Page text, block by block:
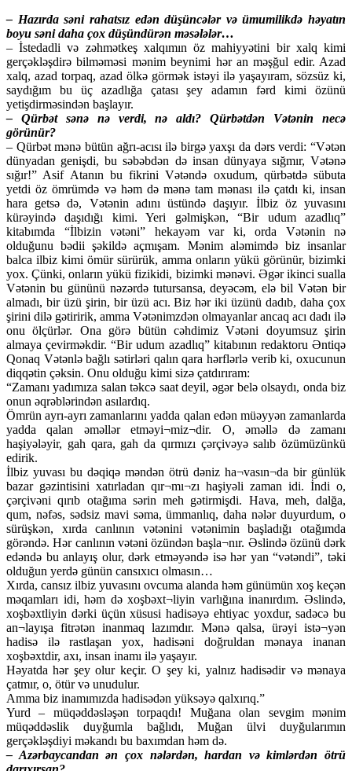
– Hazırda səni rahatsız edən düşüncələr və ümumilikdə həyatın
boyu səni daha çox düşündürən məsələlər…
– İstedadli və zəhmətkeş xalqımın öz mahiyyətini bir xalq kimi
gerçəkləşdirə bilməməsi mənim beynimi hər an məşğul edir. Azad
xalq, azad torpaq, azad ölkə görmək istəyi ilə yaşayıram, sözsüz ki,
saydığım bu üç azadlığa çatası şey adamın fərd kimi özünü
yetişdirməsindən başlayır.
– Qürbət sənə nə verdi, nə aldı? Qürbətdən Vətənin necə
görünür?
– Qürbət mənə bütün ağrı-acısı ilə birgə yaxşı da dərs verdi: “Vətən
dünyadan genişdi, bu səbəbdən də insan dünyaya sığmır, Vətənə
sığır!” Asif Atanın bu fikrini Vətəndə oxudum, qürbətdə sübuta
yetdi öz ömrümdə və həm də mənə tam mənası ilə çatdı ki, insan
hara getsə də, Vətənin adını üstündə daşıyır. İlbiz öz yuvasını
kürəyində daşıdığı kimi. Yeri gəlmişkən, “Bir udum azadlıq”
kitabımda “İlbizin vətəni” hekayəm var ki, orda Vətənin nə
olduğunu bədii şəkildə açmışam. Mənim aləmimdə biz insanlar
balca ilbiz kimi ömür sürürük, amma onların yükü görünür, bizimki
yox. Çünki, onların yükü fizikidi, bizimki mənəvi. Əgər ikinci sualla
Vətənin bu gününü nəzərdə tutursansa, deyəcəm, elə bil Vətən bir
almadı, bir üzü şirin, bir üzü acı. Biz hər iki üzünü dadıb, daha çox
şirini dilə gətiririk, amma Vətənimzdən olmayanlar ancaq acı dadı ilə
onu ölçürlər. Ona görə bütün cəhdimiz Vətəni doyumsuz şirin
almaya çevirməkdir. “Bir udum azadlıq” kitabının redaktoru Əntiqə
Qonaq Vətənlə bağlı sətirləri qalın qara hərflərlə verib ki, oxucunun
diqqətin çəksin. Onu olduğu kimi sizə çatdırıram:
“Zamanı yadımıza salan təkcə saat deyil, əgər belə olsaydı, onda biz
onun əqrəblərindən asılardıq.
Ömrün ayrı-ayrı zamanlarını yadda qalan edən müəyyən zamanlarda
yadda qalan əməllər etməyi¬miz¬dir. O, əməllə də zamanı
haşiyələyir, gah qara, gah da qırmızı çərçivəyə salıb özümüzünkü
edirik.
İlbiz yuvası bu dəqiqə məndən ötrü dəniz ha¬vasın¬da bir günlük
bazar gəzintisini xatırladan qır¬mı¬zı haşiyəli zaman idi. İndi o,
çərçivəni qırıb otağıma sərin meh gətirmişdi. Hava, meh, dalğa,
qum, nəfəs, sədsiz mavi səma, ümmanlıq, daha nələr duyurdum, o
sürüşkən, xırda canlının vətənini vətənimin başladığı otağımda
görəndə. Hər canlının vətəni özündən başla¬nır. Əslində özünü dərk
edəndə bu anlayış olur, dərk etməyəndə isə hər yan “vətəndi”, təki
olduğun yerdə günün cansıxıcı olmasın…
Xırda, cansız ilbiz yuvasını ovcuma alanda həm günümün xoş keçən
məqamları idi, həm də xoşbəxt¬liyin varlığına inanırdım. Əslində,
xoşbəxtliyin dərki üçün xüsusi hadisəyə ehtiyac yoxdur, sadəcə bu
an¬layışa fitrətən inanmaq lazımdır. Mənə qalsa, ürəyi istə¬yən
hadisə ilə rastlaşan yox, hadisəni doğruldan mənaya inanan
xoşbəxtdir, axı, insan inamı ilə yaşayır.
Həyatda hər şey olur keçir. O şey ki, yalnız hadisədir və mənaya
çatmır, o, ötür və unudulur.
Amma biz inamımızda hadisədən yüksəyə qalxırıq.”
Yurd – müqəddəsləşən torpaqdı! Muğana olan sevgim mənim
müqəddəslik duyğumla bağlıdı, Muğan ülvi duyğularımın
gerçəkləşdiyi məkandı bu baxımdan həm də.
– Azərbaycandan ən çox nələrdən, hardan və kimlərdən ötrü